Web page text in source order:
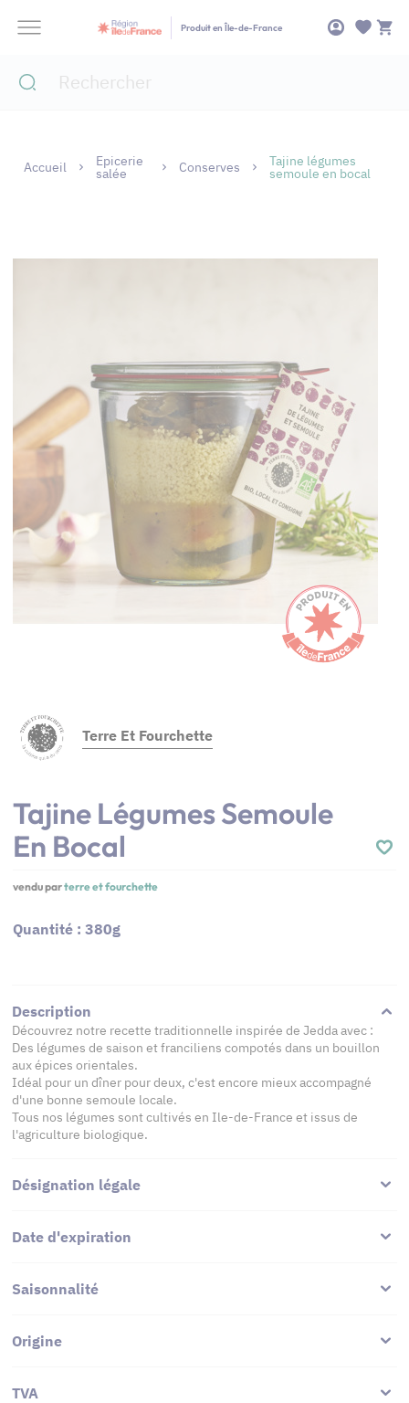
Produit en Île-de-France
Accueil Epicerie
salée Conserves Tajine légumes
semoule en bocal
Terre Et Fourchette
Tajine Légumes Semoule
En Bocal
vendu parterre et fourchette
Quantité : 380g
Description
Découvrez notre recette traditionnelle inspirée de Jedda avec :
Des légumes de saison et franciliens compotés dans un bouillon
aux épices orientales.
Idéal pour un dîner pour deux, c'est encore mieux accompagné
d'une bonne semoule locale.
Tous nos légumes sont cultivés en Ile-de-France et issus de
l'agriculture biologique.
Désignation légale
Date d'expiration
Saisonnalité
Origine
TVA